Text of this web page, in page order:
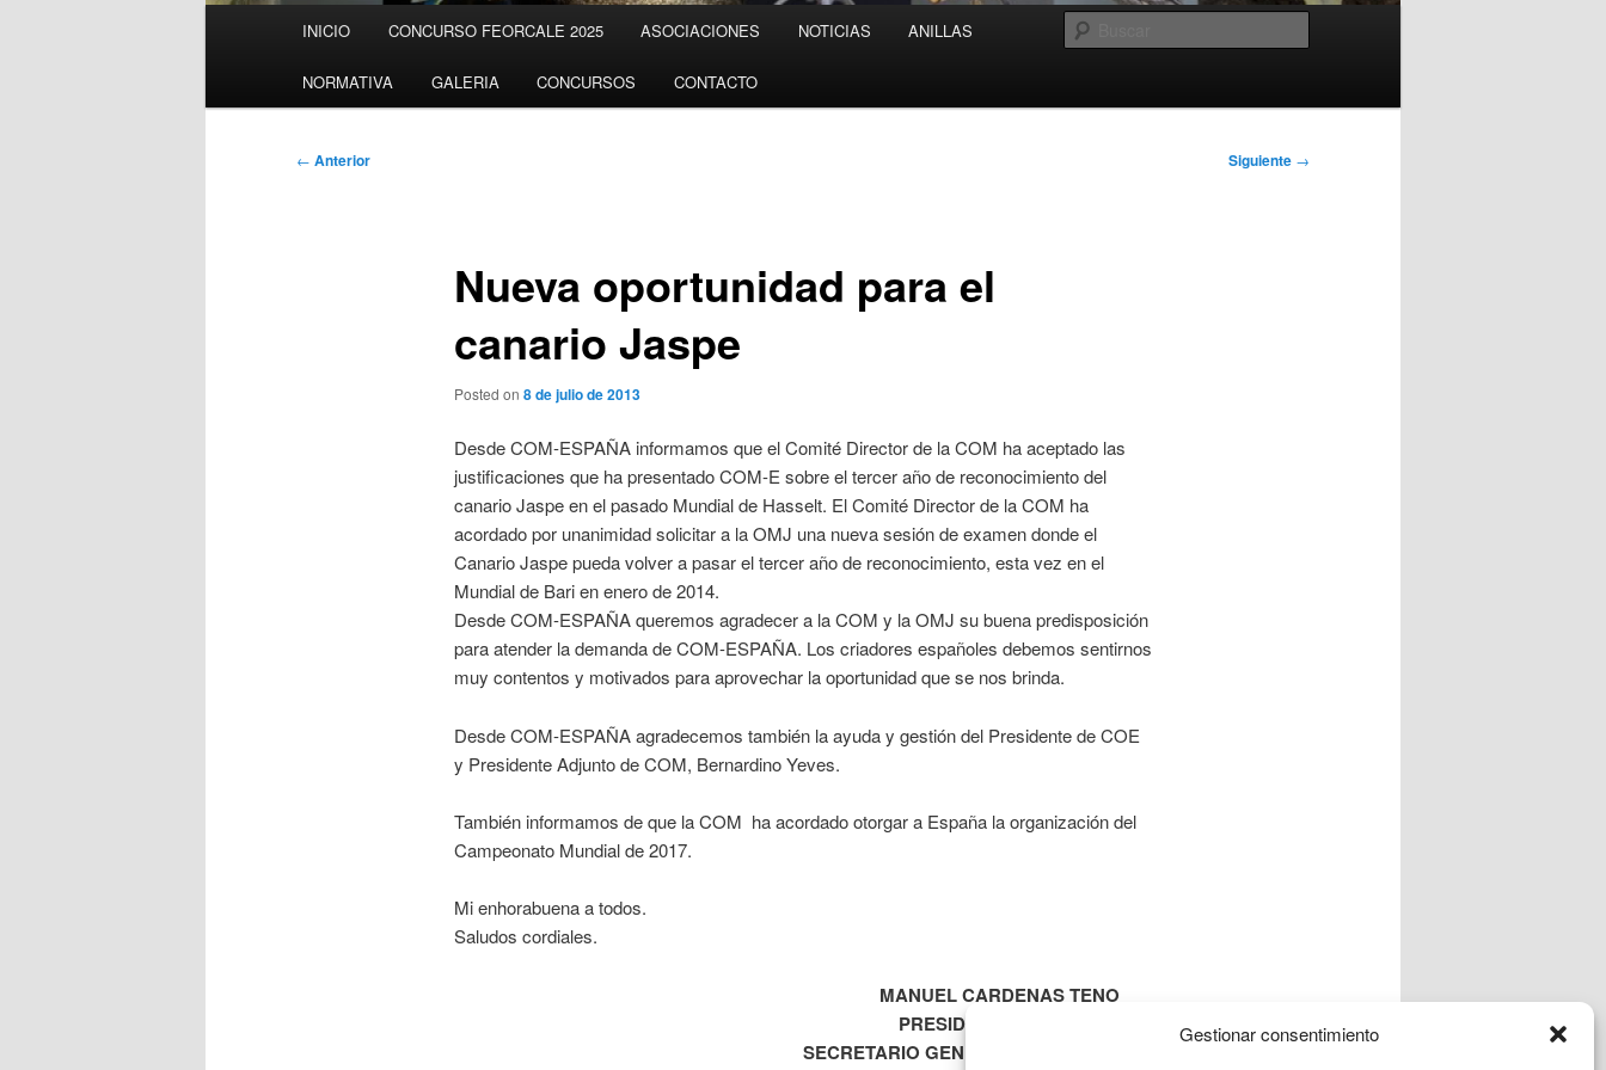
Gestionar consentimiento
INICIO CONCURSO FEORCALE 2025 ASOCIACIONES NOTICIAS ANILLAS
NORMATIVA GALERIA CONCURSOS CONTACTO
Navegación
← Anterior Siguiente →
Nueva oportunidad para el
canario Jaspe
Posted on 8 de julio de 2013
Desde COM-ESPAÑA informamos que el Comité Director de la COM ha aceptado las
justificaciones que ha presentado COM-E sobre el tercer año de reconocimiento del
canario Jaspe en el pasado Mundial de Hasselt. El Comité Director de la COM ha
acordado por unanimidad solicitar a la OMJ una nueva sesión de examen donde el
Canario Jaspe pueda volver a pasar el tercer año de reconocimiento, esta vez en el
Mundial de Bari en enero de 2014.
Desde COM-ESPAÑA queremos agradecer a la COM y la OMJ su buena predisposición
para atender la demanda de COM-ESPAÑA. Los criadores españoles debemos sentirnos
muy contentos y motivados para aprovechar la oportunidad que se nos brinda.
Desde COM-ESPAÑA agradecemos también la ayuda y gestión del Presidente de COE
y Presidente Adjunto de COM, Bernardino Yeves.
También informamos de que la COM ha acordado otorgar a España la organización del
Campeonato Mundial de 2017.
Mi enhorabuena a todos.
Saludos cordiales.
MANUEL CARDENAS TENO
PRESIDENTE DEL CJA
SECRETARIO GENERAL DE COM-